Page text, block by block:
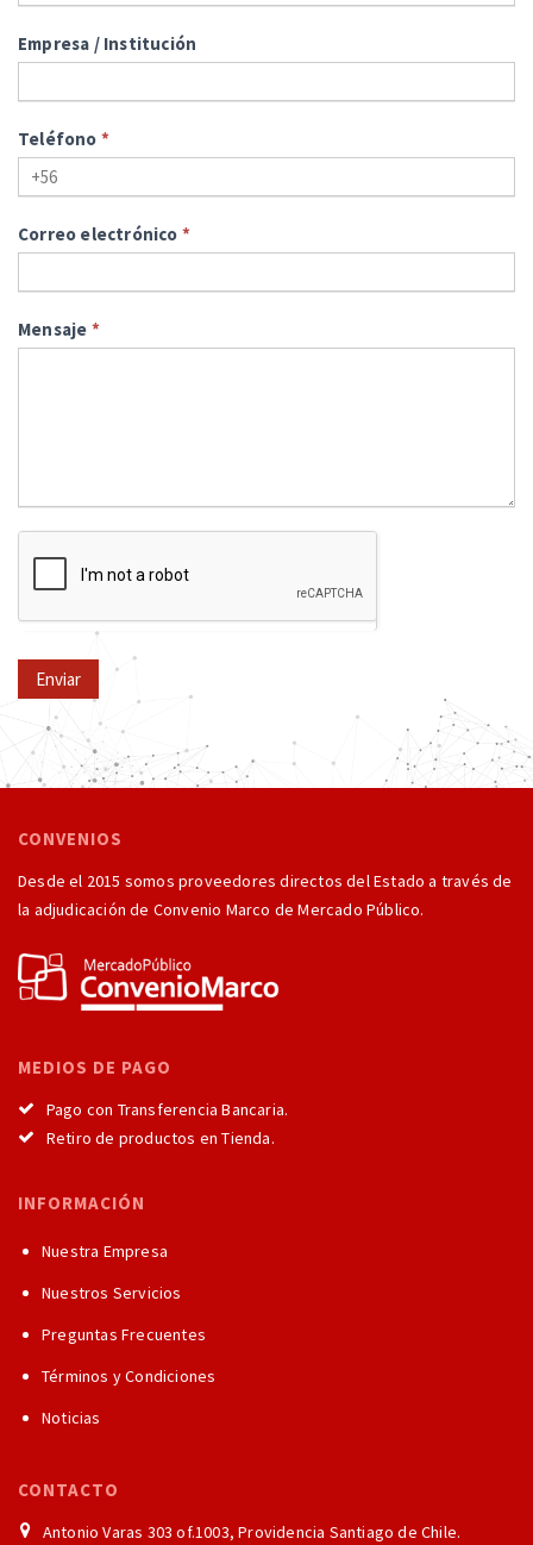
Empresa / Institución
Teléfono *
Correo electrónico *
Mensaje *
Enviar
CONVENIOS
Desde el 2015 somos proveedores directos del Estado a través de
la adjudicación de Convenio Marco de Mercado Público.
MEDIOS DE PAGO
Pago con Transferencia Bancaria.
Retiro de productos en Tienda.
INFORMACIÓN
Nuestra Empresa
Nuestros Servicios
Preguntas Frecuentes
Términos y Condiciones
Noticias
CONTACTO
Antonio Varas 303 of.1003, Providencia Santiago de Chile.